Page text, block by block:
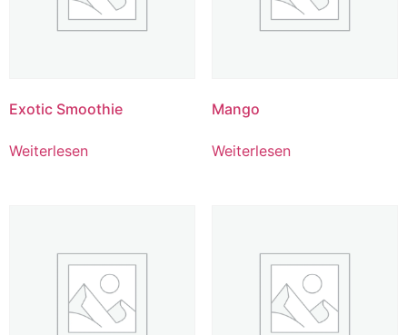
Exotic Smoothie
Weiterlesen
Mango
Weiterlesen